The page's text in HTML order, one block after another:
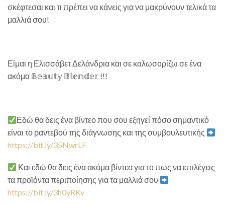
σκέφτεσαι και τι πρέπει να κάνεις για να μακρύνουν τελικά τα
μαλλιά σου!
Είμαι η Ελισσάβετ Δελάνδρια και σε καλωσορίζω σε ένα
ακόμα 𝔹𝕖𝕒𝕦𝕥𝕪 𝔹𝕝𝕖𝕟𝕕𝕖𝕣 !!!
Εδώ θα δεις ένα βίντεο που σου εξηγεί πόσο σημαντικό
είναι το ραντεβού της διάγνωσης και της συμβουλευτικής
https://bit.ly/35NwrLF
Και εδώ θα δεις ένα ακόμα βίντεο για το πως να επιλέγεις
τα προϊόντα περιποίησης για τα μαλλιά σου
https://bit.ly/3h0yRKv